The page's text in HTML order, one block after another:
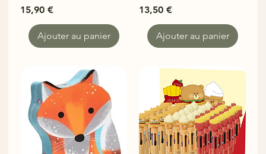
Prix
15,90 €
Ajouter au panier
Prix
13,50 €
Ajouter au panier